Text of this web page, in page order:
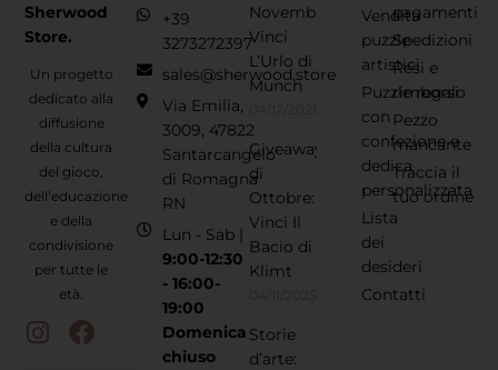
Sherwood
Store.
Un progetto
dedicato alla
diffusione
della cultura
del gioco,
dell’educazione
e della
condivisione
per tutte le
età.
+39
3273272397
sales@sherwood.store
Via Emilia,
3009, 47822
Santarcangelo
di Romagna
RN
Lun - Sab |
9:00-12:30
- 16:00-
19:00
Domenica
chiuso
Novembre:
Vinci
L’Urlo di
Munch
04/12/2025
Giveaway
di
Ottobre:
Vinci Il
Bacio di
Klimt
04/11/2025
Storie
d’arte:
Vendita
puzzle
artistici
Puzzle regalo
con
confezione e
dedica
personalizzata
Lista
dei
desideri
Contatti
pagamenti
Spedizioni
Resi e
rimborsi
Pezzo
mancante
Traccia il
tuo ordine